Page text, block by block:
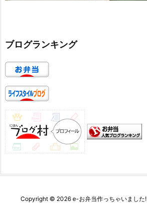
ブログランキング
Copyright © 2026 e-お弁当作っちゃいました!